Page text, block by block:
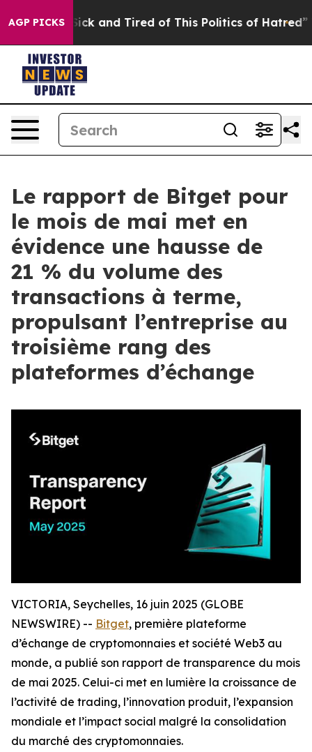
AGP PICKS
Are Sick and Tired of This Politics of Hatred” The
Le rapport de Bitget pour
le mois de mai met en
évidence une hausse de
21 % du volume des
transactions à terme,
propulsant l’entreprise au
troisième rang des
plateformes d’échange
VICTORIA, Seychelles, 16 juin 2025 (GLOBE
NEWSWIRE) -- Bitget, première plateforme
d’échange de cryptomonnaies et société Web3 au
monde, a publié son rapport de transparence du mois
de mai 2025. Celui-ci met en lumière la croissance de
l’activité de trading, l’innovation produit, l’expansion
mondiale et l’impact social malgré la consolidation
du marché des cryptomonnaies.